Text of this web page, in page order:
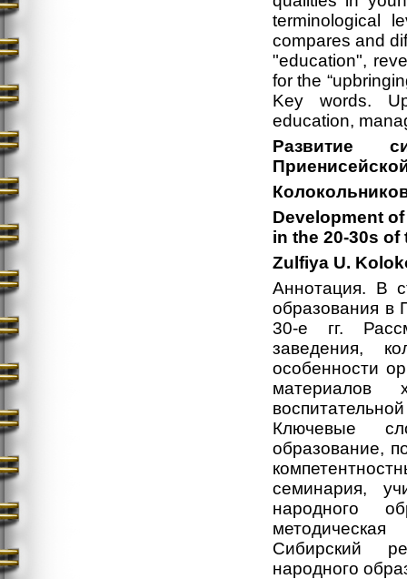
terminological
compares and
"education",
for the
Key words.
education,
Развитие
Development
in the 20-30s
Zulfiya U.
Аннотация. В
образования в
30-е гг.
заведения,
особенности
материалов
Ключевые
образование,
семинария,
народного
методическая
Сибирский
народного